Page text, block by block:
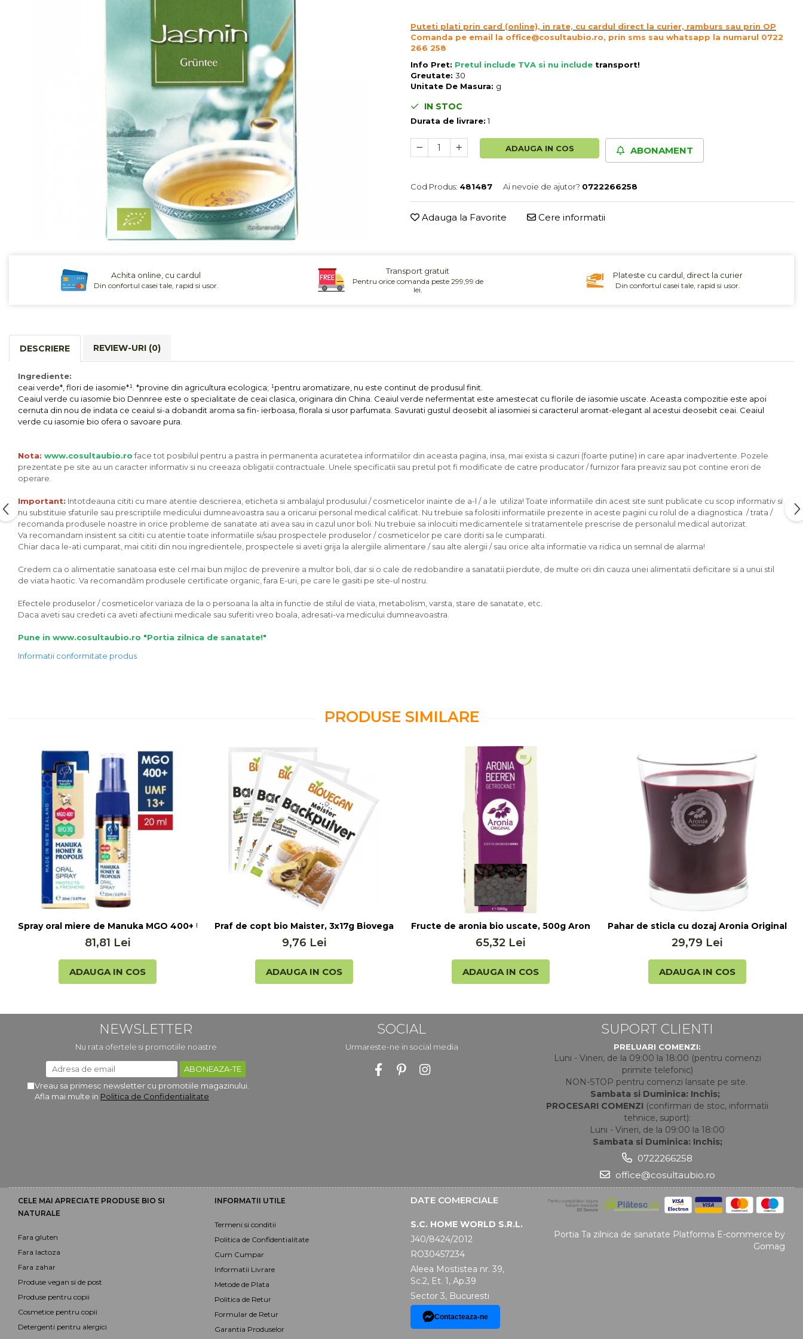
Seminte bio pentru germinat
Seminte din plante oleaginoase
Cereale, fulgi din cereale, mic
Orez, Faina si Premixuri
Ulei, otet
Sosuri, Ketchup bio
Pudre si prafuri
Supe
Masline
Leguminoase si seminte
Produse din soia
Sare si inlocuitori
Produse care inlocuiesc carnea
Unt, alternativa unt
Paine bio
Paste
Dulciuri
Creme
Dulciuri bio
Guma de mestecat bio
Snacksuri
Seminte, fructe uscate, samburi
Mixuri, condimente si mirodenii
Condimente
Mirodenii
Maioneza bio
Pesto Bio
Specialitati si produse asiatice
Puteti plati prin card (online), in rate, cu cardul direct la curier, ramburs sau prin OP
Comanda pe email la office@cosultaubio.ro, prin sms sau whatsapp la numarul 0722
266 258
Info Pret: Pretul include TVA si nu include transport!
Greutate: 30
Unitate De Masura: g
IN STOC
Durata de livrare:1
ADAUGA IN COS ABONAMENT
Cod Produs: 481487 Ai nevoie de ajutor? 0722266258
Adauga la Favorite Cere informatii
Achita online, cu cardul
Din confortul casei tale, rapid si usor.
Transport gratuit
Pentru orice comanda peste 299,99 de
lei.
Plateste cu cardul, direct la curier
Din confortul casei tale, rapid si usor.
DESCRIERE REVIEW-URI (0)
Ingrediente:
ceai verde*, flori de iasomie*¹. *provine din agricultura ecologica; ¹pentru aromatizare, nu este continut de produsul finit.
Ceaiul verde cu iasomie bio Dennree este o specialitate de ceai clasica, originara din China. Ceaiul verde nefermentat este amestecat cu florile de iasomie uscate. Aceasta compozitie este apoi
cernuta din nou de indata ce ceaiul si-a dobandit aroma sa fin- ierboasa, florala si usor parfumata. Savurati gustul deosebit al iasomiei si caracterul aromat-elegant al acestui deosebit ceai. Ceaiul
verde cu iasomie bio ofera o savoare pura.
Nota: www.cosultaubio.roface tot posibilul pentru a pastra in permanenta acuratetea informatiilor din aceasta pagina, insa, mai exista si cazuri (foarte putine) in care apar inadvertente. Pozele
prezentate pe site au un caracter informativ si nu creeaza obligatii contractuale. Unele specificatii sau pretul pot fi modificate de catre producator / furnizor fara preaviz sau pot contine erori de
operare.
Important: Intotdeauna cititi cu mare atentie descrierea, eticheta si ambalajul produsului / cosmeticelor inainte de a-l / a le utiliza! Toate informatiile din acest site sunt publicate cu scop informativ si
nu substituie sfaturile sau prescriptiile medicului dumneavoastra sau a oricarui personal medical calificat. Nu trebuie sa folositi informatiile prezente in aceste pagini cu rolul de a diagnostica / trata /
recomanda produsele noastre in orice probleme de sanatate ati avea sau in cazul unor boli. Nu trebuie sa inlocuiti medicamentele si tratamentele prescrise de personalul medical autorizat.
Va recomandam insistent sa cititi cu atentie toate informatiile si/sau prospectele produselor / cosmeticelor pe care doriti sa le cumparati.
Chiar daca le-ati cumparat, mai cititi din nou ingredientele, prospectele si aveti grija la alergiile alimentare / sau alte alergii / sau orice alta informatie va ridica un semnal de alarma!
Credem ca o alimentatie sanatoasa este cel mai bun mijloc de prevenire a multor boli, dar si o cale de redobandire a sanatatii pierdute, de multe ori din cauza unei alimentatii deficitare si a unui stil
de viata haotic. Va recomandăm produsele certificate organic, fara E-uri, pe care le gasiti pe site-ul nostru.
Efectele produselor / cosmeticelor variaza de la o persoana la alta in functie de stilul de viata, metabolism, varsta, stare de sanatate, etc.
Daca aveti sau credeti ca aveti afectiuni medicale sau suferiti vreo boala, adresati-va medicului dumneavoastra.
Pune in www.cosultaubio.ro "Portia zilnica de sanatate!"
Informatii conformitate produs
PRODUSE SIMILARE
Spray oral miere de Manuka MGO 400+ UMF 13+ cu Propolis (20ml)
81,81 Lei
ADAUGA IN COS
Praf de copt bio Maister, 3x17g Biovegan
9,76 Lei
ADAUGA IN COS
Fructe de aronia bio uscate, 500g Aronia Original
65,32 Lei
ADAUGA IN COS
Pahar de sticla cu dozaj Aronia Original
29,79 Lei
ADAUGA IN COS
NEWSLETTER
Nu rata ofertele si promotiile noastre
Vreau sa primesc newsletter cu promotiile magazinului.
Afla mai multe in Politica de Confidentialitate
SOCIAL
Urmareste-ne in social media
SUPORT CLIENTI
PRELUARI COMENZI:
Luni - Vineri, de la 09:00 la 18:00 (pentru comenzi
primite telefonic)
NON-STOP pentru comenzi lansate pe site.
Sambata si Duminica: Inchis;
PROCESARI COMENZI (confirmari de stoc, informatii
tehnice, suport):
Luni - Vineri, de la 09:00 la 18:00
Sambata si Duminica: Inchis;
0722266258
office@cosultaubio.ro
CELE MAI APRECIATE PRODUSE BIO SI
NATURALE
Fara gluten
Fara lactoza
Fara zahar
Produse vegan si de post
Produse pentru copii
Cosmetice pentru copii
Detergenti pentru alergici
INFORMATII UTILE
Termeni si conditii
Politica de Confidentialitate
Cum Cumpar
Informatii Livrare
Metode de Plata
Politica de Retur
Formular de Retur
Garantia Produselor
DATE COMERCIALE
S.C. HOME WORLD S.R.L.
J40/8424/2012
RO30457234
Aleea Mostistea nr. 39,
Sc.2, Et. 1, Ap.39
Sector 3, Bucuresti
Contacteaza-ne
Portia Ta zilnica de sanatate Platforma E-commerce by
Gomag